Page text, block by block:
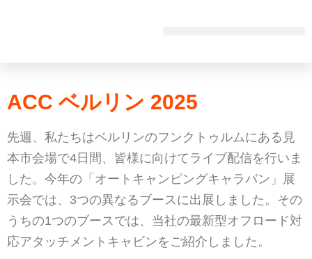
ACC ベルリン 2025
先週、私たちはベルリンのフンクトゥルムにある見
本市会場で4日間、皆様に向けてライブ配信を行いま
した。今年の「オートキャンピングキャラバン」展
示会では、3つの異なるブースに出展しました。その
うちの1つのブースでは、当社の最新型オフロード対
応アタッチメントキャビンをご紹介しました。